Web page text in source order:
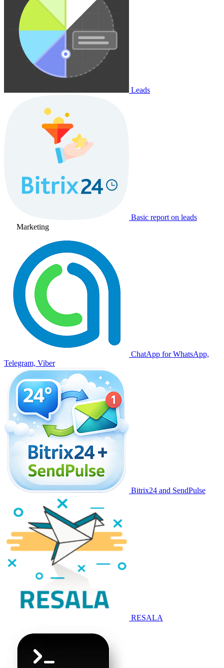
Leads
Basic report on leads
Marketing
ChatApp for WhatsApp,
Telegram, Viber
Bitrix24 and SendPulse
RESALA